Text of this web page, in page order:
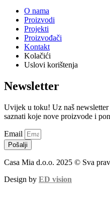
O nama
Proizvodi
Projekti
Proizvođači
Kontakt
Kolačići
Uslovi korištenja
Newsletter
Uvijek u toku! Uz naš
saznati koje nove proizvode i
Email
Pošalji
Casa Mia d.o.o. 2025 © Sva
Design by ED vision